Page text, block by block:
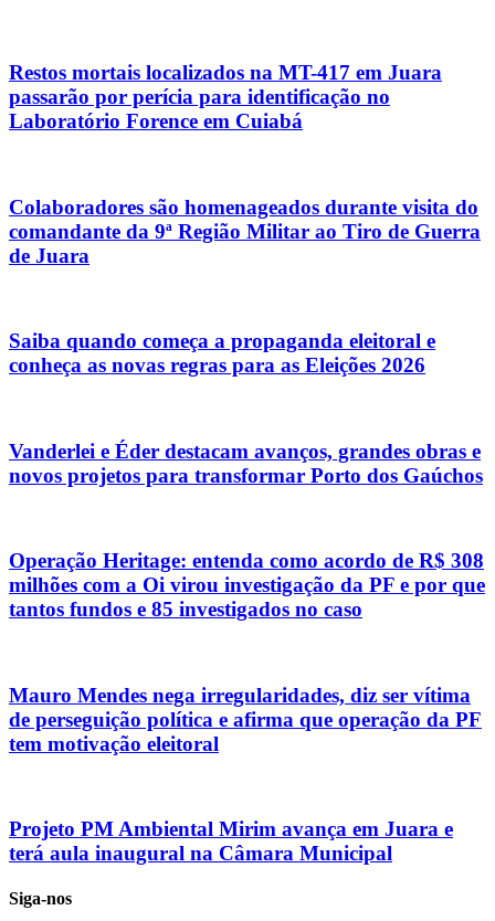
Restos mortais localizados na MT-417 em Juara
passarão por perícia para identificação no
Laboratório Forence em Cuiabá
Colaboradores são homenageados durante visita do
comandante da 9ª Região Militar ao Tiro de Guerra
de Juara
Saiba quando começa a propaganda eleitoral e
conheça as novas regras para as Eleições 2026
Vanderlei e Éder destacam avanços, grandes obras e
novos projetos para transformar Porto dos Gaúchos
Operação Heritage: entenda como acordo de R$ 308
milhões com a Oi virou investigação da PF e por que
tantos fundos e 85 investigados no caso
Mauro Mendes nega irregularidades, diz ser vítima
de perseguição política e afirma que operação da PF
tem motivação eleitoral
Projeto PM Ambiental Mirim avança em Juara e
terá aula inaugural na Câmara Municipal
Siga-nos